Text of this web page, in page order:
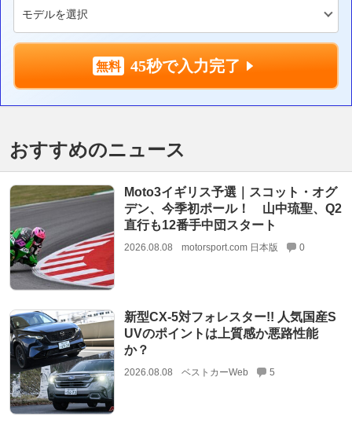
45秒で入力完了
おすすめのニュース
Moto3イギリス予選｜スコット・オグ
デン、今季初ポール！ 山中琉聖、Q2
直行も12番手中団スタート
2026.08.08 motorsport.com 日本版 0
新型CX-5対フォレスター!! 人気国産S
UVのポイントは上質感か悪路性能
か？
2026.08.08 ベストカーWeb 5